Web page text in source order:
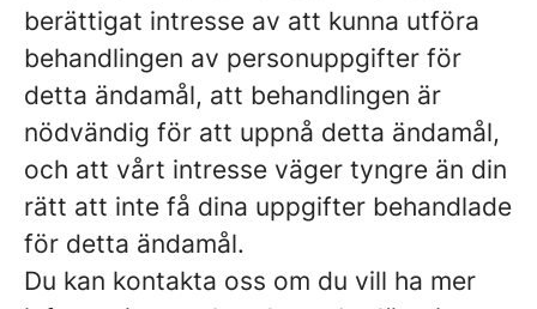
berättigat intresse av att kunna utföra
behandlingen av personuppgifter för
detta ändamål, att behandlingen är
nödvändig för att uppnå detta ändamål,
och att vårt intresse väger tyngre än din
rätt att inte få dina uppgifter behandlade
för detta ändamål.
Du kan kontakta oss om du vill ha mer